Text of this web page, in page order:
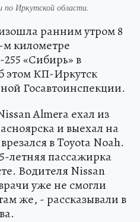
Иркутской области.
ранним утром 8
м километре
«Сибирь» в
этом КП-Иркутск
Госавтоинспекции.
Almera ехал из
и выехал на
в Toyota Noah.
летняя пассажирка
Водителя Nissan
уже не смогли
же, - рассказывали в